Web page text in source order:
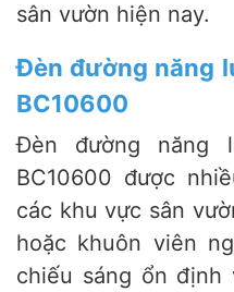
sân vườn hiện nay.
Đèn đường năng
BC10600
Đèn đường năng
BC10600 được
các khu vực sân
hoặc khuôn viên
chiếu sáng ổn định